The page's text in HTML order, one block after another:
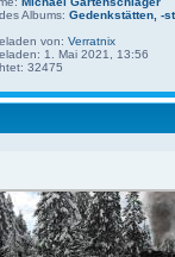
Albums: Gedenkstätten, -
von: Verratnix
1. Mai 2021, 13:56
32475